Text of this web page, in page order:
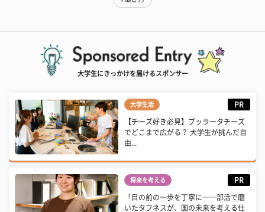
大学生にきっかけを届けるスポンサー
大学生活 PR
【チーズ好き必見】ブッラータチーズ
でどこまで広がる？ 大学生が挑んだ自
由...
将来を考える PR
「目の前の一歩を丁寧に──部活で磨
いたタフネスが、国の未来を考える仕